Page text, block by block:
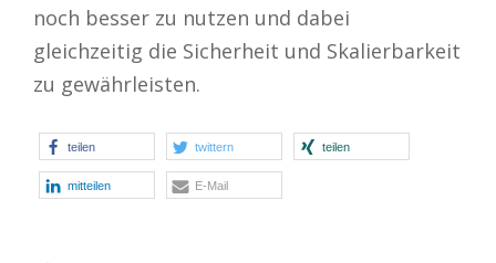
noch besser zu nutzen und dabei
gleichzeitig die Sicherheit und Skalierbarkeit
zu gewährleisten.
teilen twittern teilen
mitteilen E-Mail